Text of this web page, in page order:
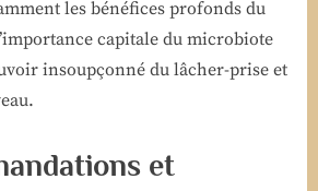
les bénéfices profonds du
capitale du microbiote
insoupçonné du lâcher-prise et
et